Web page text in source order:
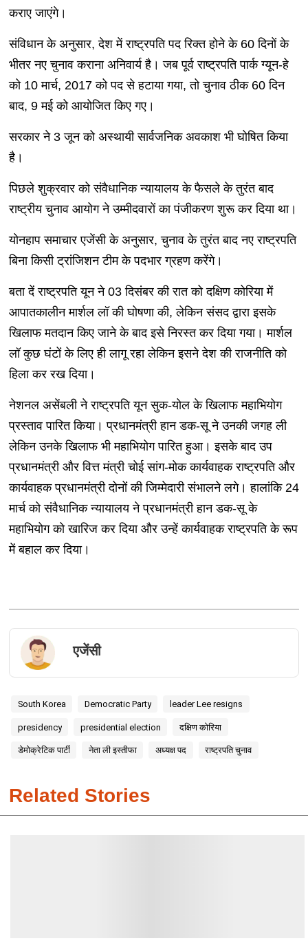
कराए जाएंगे।
संविधान के अनुसार, देश में राष्ट्रपति पद रिक्त होने के 60 दिनों के
भीतर नए चुनाव कराना अनिवार्य है। जब पूर्व राष्ट्रपति पार्क ग्यून-हे
को 10 मार्च, 2017 को पद से हटाया गया, तो चुनाव ठीक 60 दिन
बाद, 9 मई को आयोजित किए गए।
सरकार ने 3 जून को अस्थायी सार्वजनिक अवकाश भी घोषित किया
है।
पिछले शुक्रवार को संवैधानिक न्यायालय के फैसले के तुरंत बाद
राष्ट्रीय चुनाव आयोग ने उम्मीदवारों का पंजीकरण शुरू कर दिया था।
योनहाप समाचार एजेंसी के अनुसार, चुनाव के तुरंत बाद नए राष्ट्रपति
बिना किसी ट्रांजिशन टीम के पदभार ग्रहण करेंगे।
बता दें राष्ट्रपति यून ने 03 दिसंबर की रात को दक्षिण कोरिया में
आपातकालीन मार्शल लॉ की घोषणा की, लेकिन संसद द्वारा इसके
खिलाफ मतदान किए जाने के बाद इसे निरस्त कर दिया गया। मार्शल
लॉ कुछ घंटों के लिए ही लागू रहा लेकिन इसने देश की राजनीति को
हिला कर रख दिया।
नेशनल असेंबली ने राष्ट्रपति यून सुक-योल के खिलाफ महाभियोग
प्रस्ताव पारित किया। प्रधानमंत्री हान डक-सू ने उनकी जगह ली
लेकिन उनके खिलाफ भी महाभियोग पारित हुआ। इसके बाद उप
प्रधानमंत्री और वित्त मंत्री चोई सांग-मोक कार्यवाहक राष्ट्रपति और
कार्यवाहक प्रधानमंत्री दोनों की जिम्मेदारी संभालने लगे। हालांकि 24
मार्च को संवैधानिक न्यायालय ने प्रधानमंत्री हान डक-सू के
महाभियोग को खारिज कर दिया और उन्हें कार्यवाहक राष्ट्रपति के रूप
में बहाल कर दिया।
एजेंसी
South Korea Democratic Party leader Lee resigns
presidency presidential election दक्षिण कोरिया
डेमोक्रेटिक पार्टी नेता ली इस्तीफा अध्यक्ष पद राष्ट्रपति चुनाव
Related Stories